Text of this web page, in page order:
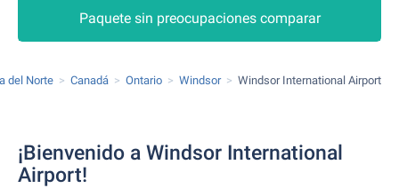
Paquete sin preocupaciones comparar
del Norte Canadá Ontario Windsor Windsor International Airport
¡Bienvenido a Windsor International
Airport!